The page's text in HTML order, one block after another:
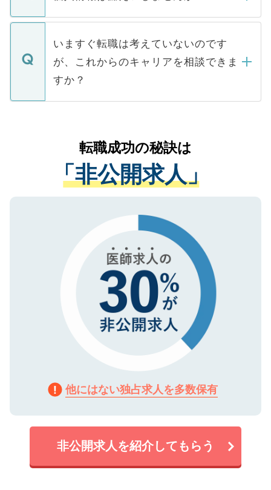
■応募殺到を避けるため 人気のある医療機
関を公にしてしまうと、応募が殺到する場
に、医療機関が求める条件に合った人材の
みを人材紹介会社に依頼するケースが増え
ています。
定を承諾する必要はありません。内定先へ
の辞退の連絡はキャリアパートナーが行い
個人情報が漏えいすることはありませんの
で、ご安心ください。当サイトからの登録
などで収集したご登録者様の個人情報は、
ご本人のキャリアアップおよび転職活動の
支援を目的に使用いたします。お預かりし
ているすべての個人データはご本人の許可
は、個人情報の取り扱いについての厳密な
管理基準を満たした事業者のみに付与され
る、プライバシーマークを取得済みです。
で、機密保持に関してもご安心ください。
いますぐ転職は考えていないのです
が、これからのキャリアを相談できま
すか？
かがいして、現在の医療機関の状況や紹介
経験をまじえながら、適切なアドバイスを
させていただきます。すぐにご転職をされ
ない方には、長期的なサポートが可能です
ので、まずはご登録ください。
転職成功の秘訣は
「非公開求人」
他にはない独占求人を多数保有
非公開求人を紹介してもらう